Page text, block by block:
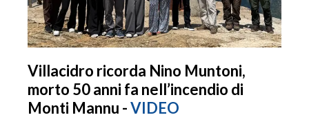
Villacidro ricorda Nino Muntoni,
morto 50 anni fa nell’incendio di
Monti Mannu -VIDEO